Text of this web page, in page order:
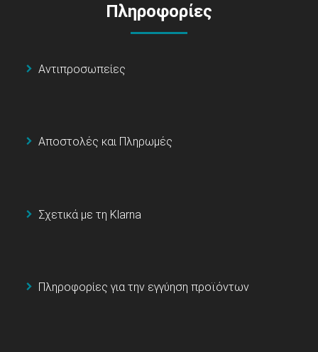
Πληροφορίες
Αντιπροσωπείες
Αποστολές και Πληρωμές
Σχετικά με τη Klarna
Πληροφορίες για την εγγύηση προϊόντων